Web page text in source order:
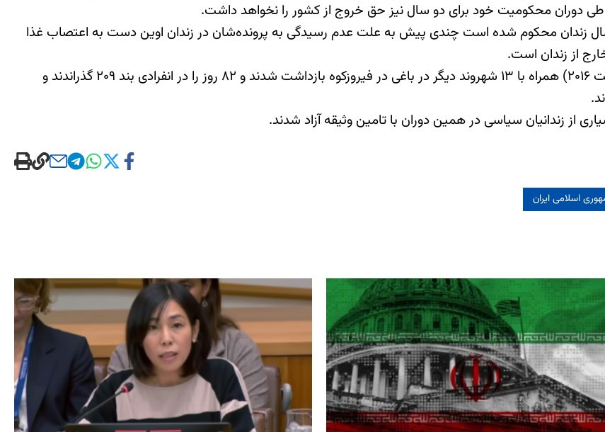
همراه نوکیش مسیحی دیگر «امین افشار نادری» که به ۱۵ سال زندان محکوم شده است چندی پیش به علت عدم رسیدگی به پرونده‌شان در زندان اوین دست به اعتصاب غذا
از زندان است.
هادی عسگری و امین افشار نادری پنجم شهریور 1395 (۲۶ آگوست ۲۰۱۶) همراه با ۱۳ شهروند دیگر در باغی در فیروزکوه بازداشت شدند و ۸۲ روز را در انفرادی بند ۲۰۹ گذراندند و
از زندانیان سیاسی در همین دوران با تامین وثیقه آزاد شدند.
اسلامی ایران